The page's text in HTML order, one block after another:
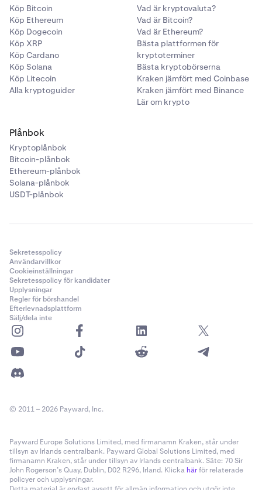
Köp Bitcoin
Köp Ethereum
Köp Dogecoin
Köp XRP
Köp Cardano
Köp Solana
Köp Litecoin
Alla kryptoguider
Vad är kryptovaluta?
Vad är Bitcoin?
Vad är Ethereum?
Bästa plattformen för
kryptoterminer
Bästa kryptobörserna
Kraken jämfört med Coinbase
Kraken jämfört med Binance
Lär om krypto
Plånbok
Kryptoplånbok
Bitcoin-plånbok
Ethereum-plånbok
Solana-plånbok
USDT-plånbok
Sekretesspolicy
Användarvillkor
Cookieinställningar
Sekretesspolicy för kandidater
Upplysningar
Regler för börshandel
Efterlevnadsplattform
Sälj/dela inte
© 2011 – 2026 Payward, Inc.
Payward Europe Solutions Limited, med firmanamn Kraken, står under
tillsyn av Irlands centralbank. Payward Global Solutions Limited, med
firmanamn Kraken, står under tillsyn av Irlands centralbank. Säte: 70 Sir
John Rogerson’s Quay, Dublin, D02 R296, Irland. Klicka härför relaterade
policyer och upplysningar.